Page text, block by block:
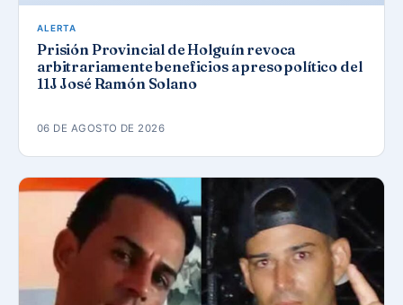
ALERTA
Prisión Provincial de Holguín revoca
arbitrariamente beneficios a preso político del
11J José Ramón Solano
06 DE AGOSTO DE 2026